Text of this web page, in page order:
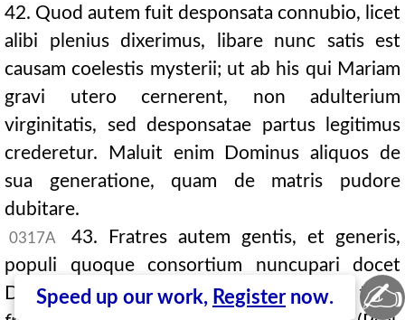
Speed up our work, Register now.
42. Quod autem fuit desponsata connubio, licet
alibi plenius dixerimus, libare nunc satis est
causam coelestis mysterii; ut ab his qui Mariam
gravi utero cernerent, non adulterium
virginitatis, sed desponsatae partus legitimus
crederetur. Maluit enim Dominus aliquos de
sua generatione, quam de matris pudore
dubitare.
0317A
43. Fratres autem gentis, et generis,
populi quoque consortium nuncupari docet
Dominus ipse, qui dicit:Narrabo nomen tuum
✍